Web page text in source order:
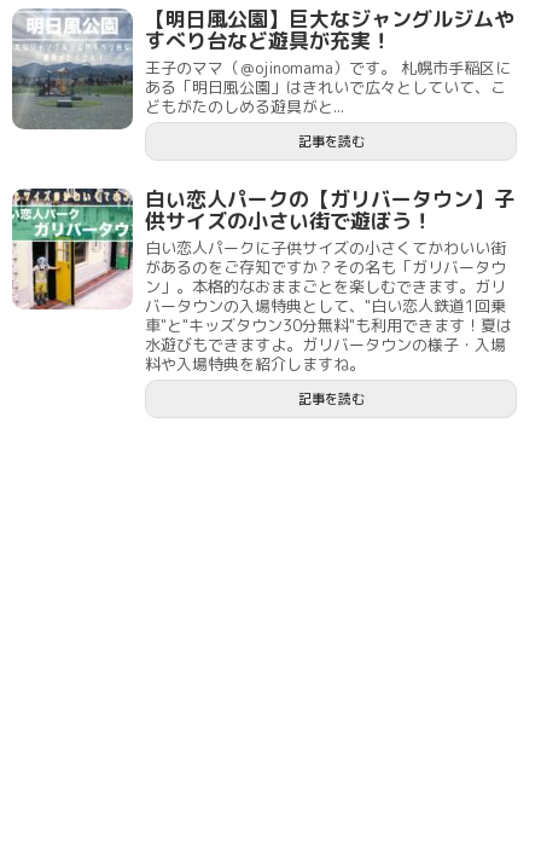
【明日風公園】巨大なジャングルジムや
すべり台など遊具が充実！
王子のママ（＠ojinomama）です。 札幌市手稲区に
ある「明日風公園」はきれいで広々としていて、こ
どもがたのしめる遊具がと...
記事を読む
白い恋人パークの【ガリバータウン】子
供サイズの小さい街で遊ぼう！
白い恋人パークに子供サイズの小さくてかわいい街
があるのをご存知ですか？その名も「ガリバータウ
ン」。本格的なおままごとを楽しむできます。ガリ
バータウンの入場特典として、"白い恋人鉄道1回乗
車"と"キッズタウン30分無料"も利用できます！夏は
水遊びもできますよ。ガリバータウンの様子・入場
料や入場特典を紹介しますね。
記事を読む